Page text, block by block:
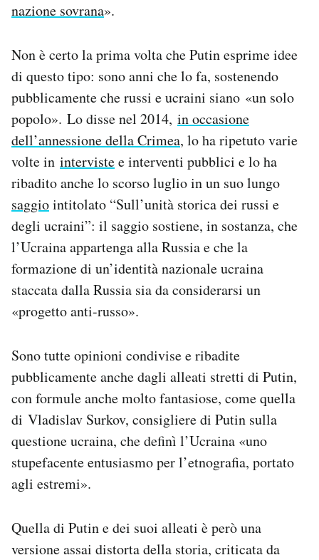
nazione sovrana».
Non è certo la prima volta che Putin esprime idee
di questo tipo: sono anni che lo fa, sostenendo
pubblicamente che russi e ucraini siano «un solo
popolo». Lo disse nel 2014, in occasione
dell’annessione della Crimea, lo ha ripetuto varie
volte in intervistee interventi pubblici e lo ha
ribadito anche lo scorso luglio in un suo lungo
saggiointitolato “Sull’unità storica dei russi e
degli ucraini”: il saggio sostiene, in sostanza, che
l’Ucraina appartenga alla Russia e che la
formazione di un’identità nazionale ucraina
staccata dalla Russia sia da considerarsi un
«progetto anti-russo».
Sono tutte opinioni condivise e ribadite
pubblicamente anche dagli alleati stretti di Putin,
con formule anche molto fantasiose, come quella
di Vladislav Surkov, consigliere di Putin sulla
questione ucraina, che definì l’Ucraina «uno
stupefacente entusiasmo per l’etnografia, portato
agli estremi».
Quella di Putin e dei suoi alleati è però una
versione assai distorta della storia, criticata da